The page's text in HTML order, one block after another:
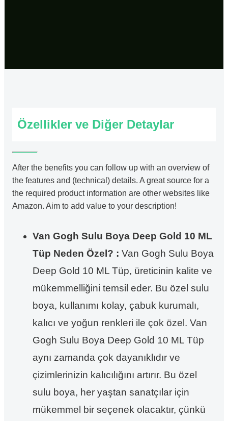
Özellikler ve Diğer Detaylar
After the benefits you can follow up with an overview of
the features and (technical) details. A great source for a
the required product information are other websites like
Amazon. Aim to add value to your description!
Van Gogh Sulu Boya Deep Gold 10 ML
Tüp Neden Özel? : Van Gogh Sulu Boya
Deep Gold 10 ML Tüp, üreticinin kalite ve
mükemmelliğini temsil eder. Bu özel sulu
boya, kullanımı kolay, çabuk kurumalı,
kalıcı ve yoğun renkleri ile çok özel. Van
Gogh Sulu Boya Deep Gold 10 ML Tüp
aynı zamanda çok dayanıklıdır ve
çizimlerinizin kalıcılığını artırır. Bu özel
sulu boya, her yaştan sanatçılar için
mükemmel bir seçenek olacaktır, çünkü